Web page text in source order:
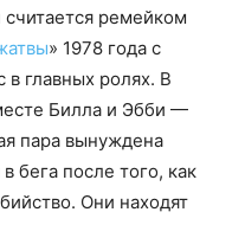
ремейком
» 1978 года с
главных ролях. В
Билла и Эбби —
пара вынуждена
бега после того, как
Они находят